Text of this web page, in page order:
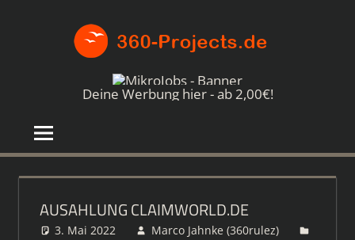
Seiten
im
Netz
Deine Werbung hier - ab 2,00€!
AUSAHLUNG CLAIMWORLD.DE
3. Mai 2022
Marco Jahnke (360rulez)